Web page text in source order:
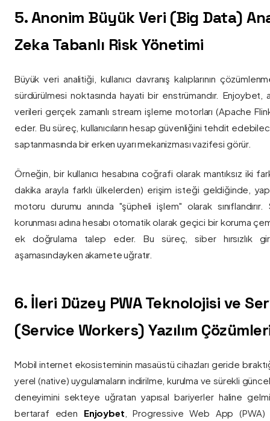
5. Anonim Büyük Veri (Big Data)
Zeka Tabanlı Risk Yönetimi
Büyük veri analitiği, kullanıcı davranış kalıplarının
sürdürülmesi noktasında hayati bir enstrümandır. Enjoybet,
verileri gerçek zamanlı stream işleme motorları (Apache Flink
eder. Bu süreç, kullanıcıların hesap güvenliğini tehdit
saptanmasında bir erken uyarı mekanizması vazifesi görür.
Örneğin, bir kullanıcı hesabına coğrafi olarak mantıksız iki
dakika arayla farklı ülkelerden) erişim isteği geldiğinde,
motoru durumu anında "şüpheli işlem" olarak sınıflandırır.
korunması adına hesabı otomatik olarak geçici bir koruma
ek doğrulama talep eder. Bu süreç, siber hırsızlık
aşamasındayken akamete uğratır.
6. İleri Düzey PWA Teknolojisi ve
(Service Workers) Yazılım
Mobil internet ekosisteminin masaüstü cihazları geride
yerel (native) uygulamaların indirilme, kurulma ve sürekli
deneyimini sekteye uğratan yapısal bariyerler haline
bertaraf eden Enjoybet , Progressive Web App (PWA)